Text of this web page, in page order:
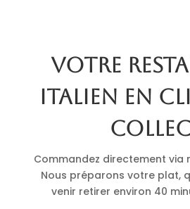
Votre
italien en
Commandez directement via
Nous préparons votre plat,
venir retirer environ 40